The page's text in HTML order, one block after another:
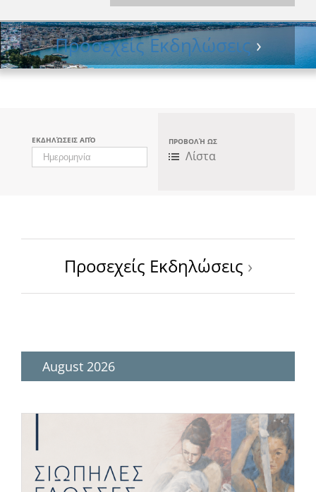
Προσεχείς Εκδηλώσεις›
Πλοήγηση
Προβολών
ΠΡΟΒΟΛΉ ΩΣ
Λίστα
ΕΚΔΗΛΏΣΕΙΣ ΑΠΌ
Προσεχείς Εκδηλώσεις ›
August 2026